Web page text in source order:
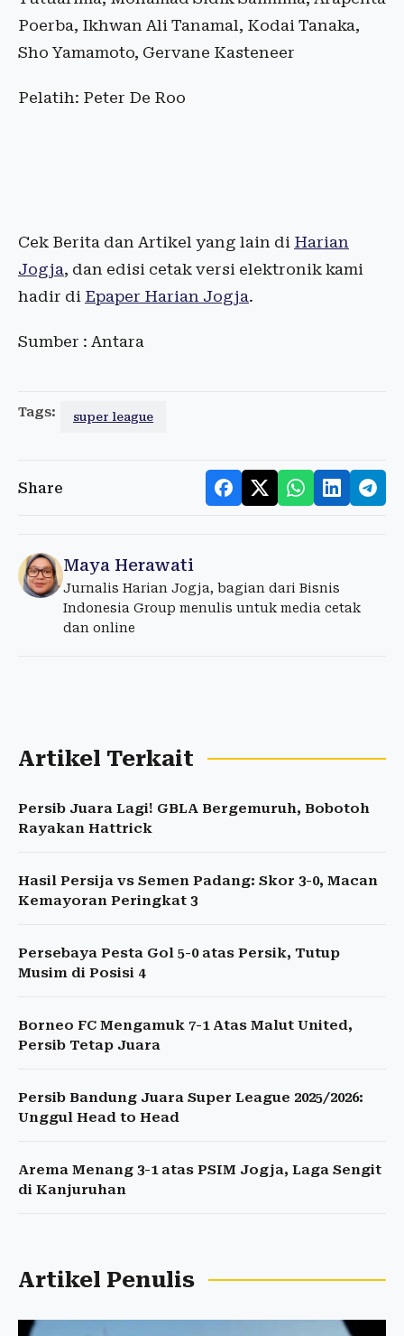
Poerba, Ikhwan Ali Tanamal, Kodai Tanaka,
Sho Yamamoto, Gervane Kasteneer
Pelatih: Peter De Roo
Cek Berita dan Artikel yang lain di Harian
Jogja, dan edisi cetak versi elektronik kami
hadir di Epaper Harian Jogja.
Sumber : Antara
Tags: super league
Share
Maya Herawati
Jurnalis Harian Jogja, bagian dari Bisnis
Indonesia Group menulis untuk media cetak
dan online
Artikel Terkait
Persib Juara Lagi! GBLA Bergemuruh, Bobotoh
Rayakan Hattrick
Hasil Persija vs Semen Padang: Skor 3-0, Macan
Kemayoran Peringkat 3
Persebaya Pesta Gol 5-0 atas Persik, Tutup
Musim di Posisi 4
Borneo FC Mengamuk 7-1 Atas Malut United,
Persib Tetap Juara
Persib Bandung Juara Super League 2025/2026:
Unggul Head to Head
Arema Menang 3-1 atas PSIM Jogja, Laga Sengit
di Kanjuruhan
Artikel Penulis